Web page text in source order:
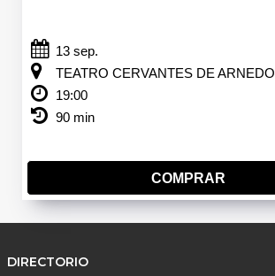
13 sep.
TEATRO CERVANTES DE ARNEDO
19:00
90 min
COMPRAR
DIRECTORIO